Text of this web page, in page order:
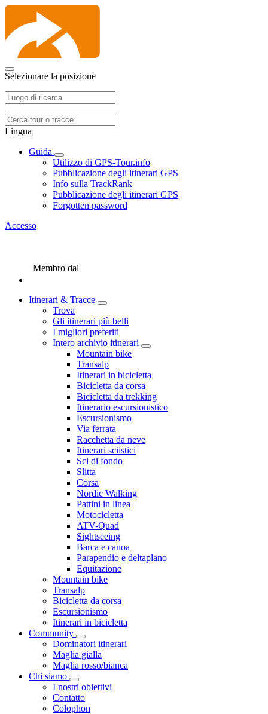
Selezionare la posizione
Lingua
Guida
Utilizzo di GPS-Tour.info
Pubblicazione degli itinerari GPS
Info sulla TrackRank
Pubblicazione degli itinerari GPS
Forgotten password
Accesso
Membro dal
Itinerari & Tracce
Trova
Gli itinerari più belli
I migliori preferiti
Intero archivio itinerari
Mountain bike
Transalp
Itinerari in bicicletta
Bicicletta da corsa
Bicicletta da trekking
Itinerario escursionistico
Escursionismo
Via ferrata
Racchetta da neve
Itinerari sciistici
Sci di fondo
Slitta
Corsa
Nordic Walking
Pattini in linea
Motocicletta
ATV-Quad
Sightseeing
Barca e canoa
Parapendio e deltaplano
Equitazione
Mountain bike
Transalp
Bicicletta da corsa
Escursionismo
Itinerari in bicicletta
Community
Dominatori itinerari
Maglia gialla
Maglia rosso/bianca
Chi siamo
I nostri obiettivi
Contatto
Colophon